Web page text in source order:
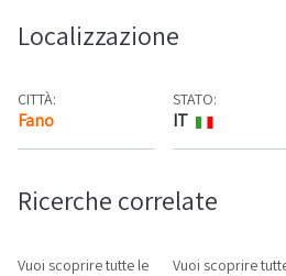
Localizzazione
CITTÀ:
Fano Mappa
STATO:
IT
Ricerche correlate
Vuoi scoprire tutte le
Vuoi scoprire